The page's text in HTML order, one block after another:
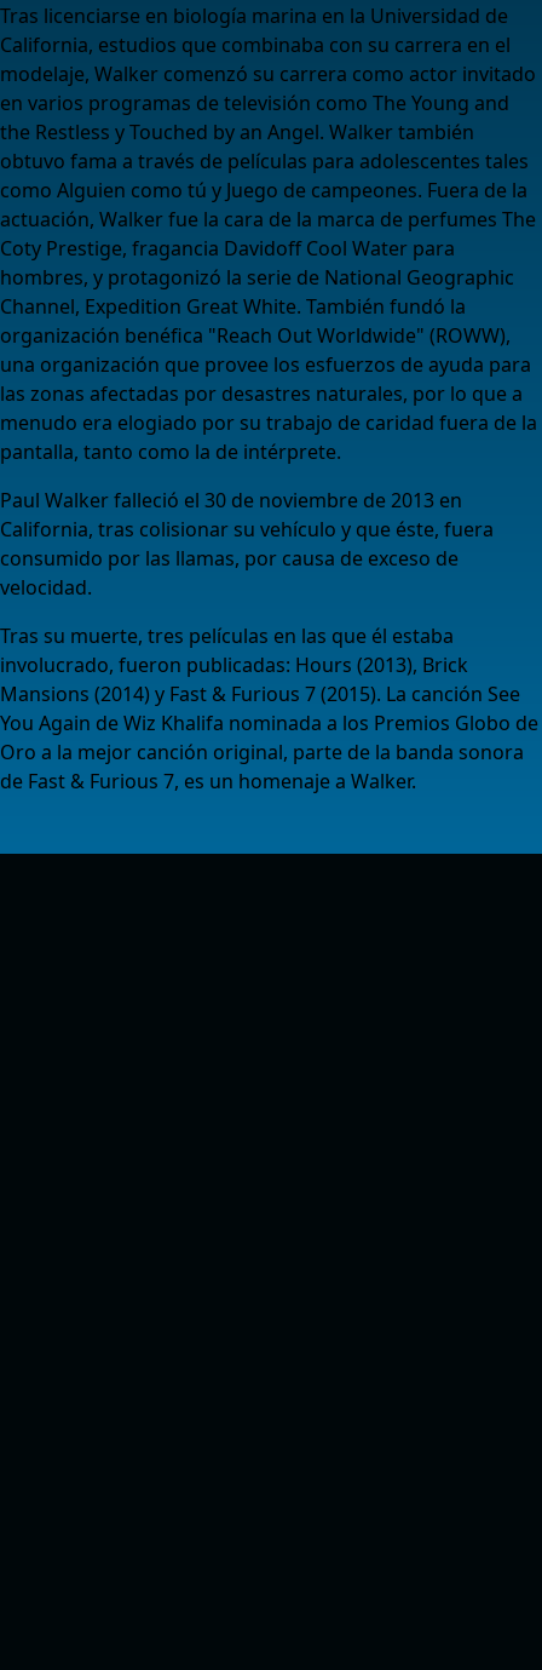
Tras licenciarse en biología marina en la Universidad de
California, estudios que combinaba con su carrera en el
modelaje, Walker comenzó su carrera como actor invitado
en varios programas de televisión como The Young and
the Restless y Touched by an Angel. Walker también
obtuvo fama a través de películas para adolescentes tales
como Alguien como tú y Juego de campeones. Fuera de la
actuación, Walker fue la cara de la marca de perfumes The
Coty Prestige, fragancia Davidoff Cool Water para
hombres, y protagonizó la serie de National Geographic
Channel, Expedition Great White. También fundó la
organización benéfica "Reach Out Worldwide" (ROWW),
una organización que provee los esfuerzos de ayuda para
las zonas afectadas por desastres naturales, por lo que a
menudo era elogiado por su trabajo de caridad fuera de la
pantalla, tanto como la de intérprete.
Paul Walker falleció el 30 de noviembre de 2013 en
California, tras colisionar su vehículo y que éste, fuera
consumido por las llamas, por causa de exceso de
velocidad.
Tras su muerte, tres películas en las que él estaba
involucrado, fueron publicadas: Hours (2013), Brick
Mansions (2014) y Fast & Furious 7 (2015). La canción See
You Again de Wiz Khalifa nominada a los Premios Globo de
Oro a la mejor canción original, parte de la banda sonora
de Fast & Furious 7, es un homenaje a Walker.